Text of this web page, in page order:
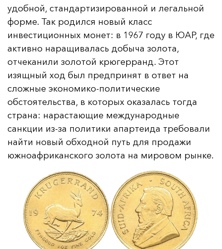
удобной, стандартизированной и легальной
форме. Так родился новый класс
инвестиционных монет: в 1967 году в ЮАР, где
активно наращивалась добыча золота,
отчеканили золотой крюгерранд. Этот
изящный ход был предпринят в ответ на
сложные экономико-политические
обстоятельства, в которых оказалась тогда
страна: нарастающие международные
санкции из-за политики апартеида требовали
найти новый обходной путь для продажи
южноафриканского золота на мировом рынке.